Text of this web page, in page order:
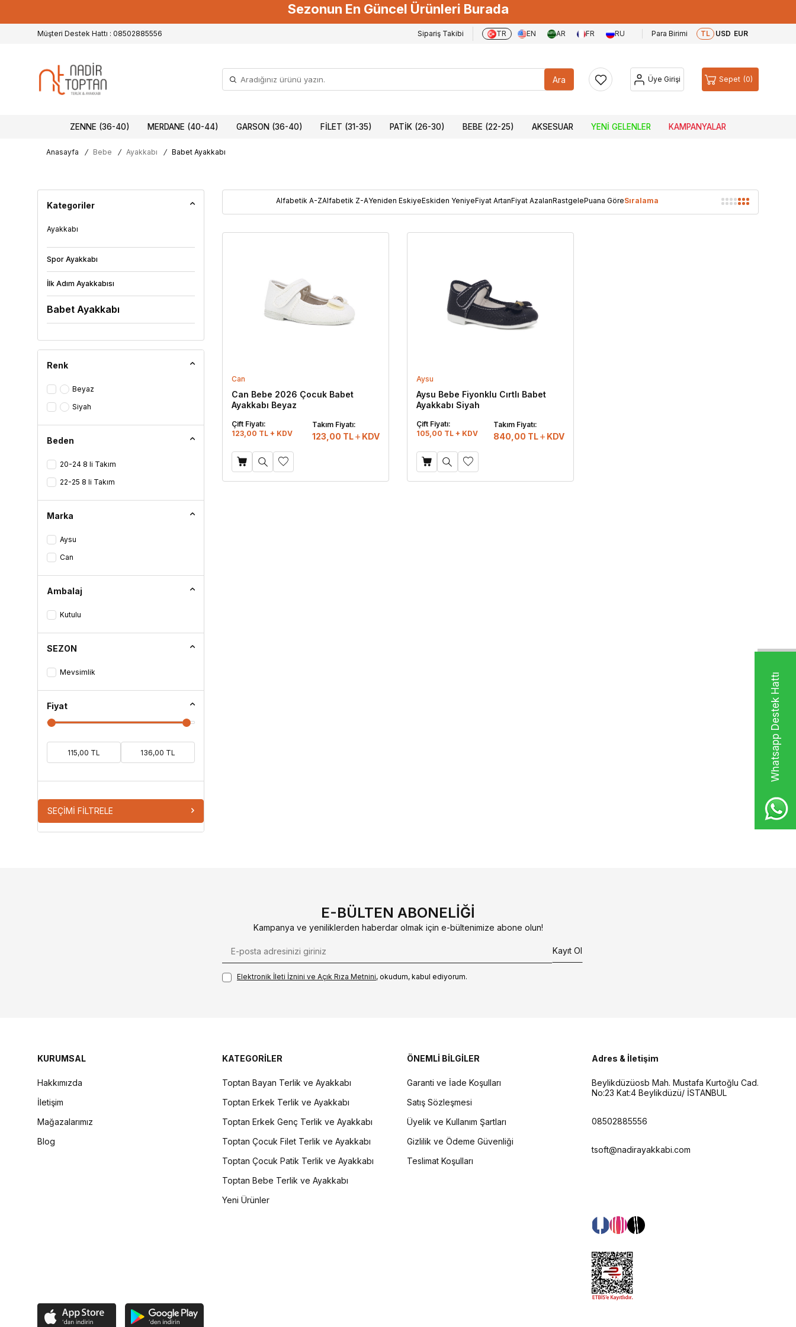
Whatsapp Destek Hattı
Sezonun En Güncel Ürünleri Burada
Müşteri Destek Hattı : 08502885556 Sipariş Takibi TR EN AR FR RU Para Birimi TL USD EUR
Ara Üye Girişi Sepet 0
ZENNE (36-40) MERDANE (40-44) GARSON (36-40) FILET (31-35) PATIK (26-30) BEBE (22-25) AKSESUAR YENI GELENLER KAMPANYALAR
Anasayfa / Bebe / Ayakkabı / Babet Ayakkabı
Kategoriler
Ayakkabı
Spor Ayakkabı
İlk Adım Ayakkabısı
Babet Ayakkabı
Ev Ayakkabısı
Ev Botu
Çizme
Abiye
Renk
Beyaz
Siyah
Beden
20-24 8 li Takım
22-25 8 li Takım
Marka
Aysu
Can
Ambalaj
Kutulu
SEZON
Mevsimlik
Fiyat
SEÇIMI FILTRELE
Alfabetik A-ZAlfabetik Z-AYeniden EskiyeEskiden YeniyeFiyat ArtanFiyat AzalanRastgelePuana GöreSıralama
Can
Can Bebe 2026 Çocuk Babet
Ayakkabı Beyaz
Çift Fiyatı:
123,00 TL + KDV
Takım Fiyatı:
123,00 TL KDV
Aysu
Aysu Bebe Fiyonklu Cırtlı Babet
Ayakkabı Siyah
Çift Fiyatı:
105,00 TL + KDV
Takım Fiyatı:
840,00 TL KDV
E-BÜLTEN ABONELIĞI
Kampanya ve yeniliklerden haberdar olmak için e-bültenimize abone olun!
Kayıt Ol
Elektronik İleti İzni‌ni ve Açık Rıza Metni‌ni, okudum, kabul ediyorum.
KURUMSAL
Hakkımızda
İletişim
Mağazalarımız
Blog
KATEGORİLER
Toptan Bayan Terlik ve Ayakkabı
Toptan Erkek Terlik ve Ayakkabı
Toptan Erkek Genç Terlik ve Ayakkabı
Toptan Çocuk Filet Terlik ve Ayakkabı
Toptan Çocuk Patik Terlik ve Ayakkabı
Toptan Bebe Terlik ve Ayakkabı
Yeni Ürünler
ÖNEMLİ BİLGİLER
Garanti ve İade Koşulları
Satış Sözleşmesi
Üyelik ve Kullanım Şartları
Gizlilik ve Ödeme Güvenliği
Teslimat Koşulları
Adres & İletişim
Beylikdüzüosb Mah. Mustafa Kurtoğlu Cad.
No:23 Kat:4 Beylikdüzü/ İSTANBUL
08502885556
tsoft@nadirayakkabi.com